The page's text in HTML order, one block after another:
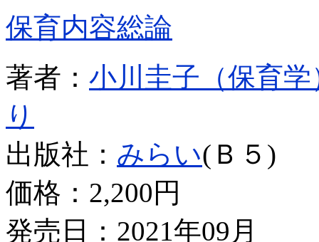
保育内容総論
著者： 小川圭子（保育学
り
出版社： みらい(Ｂ５)
価格： 2,200円
発売日：2021年09月